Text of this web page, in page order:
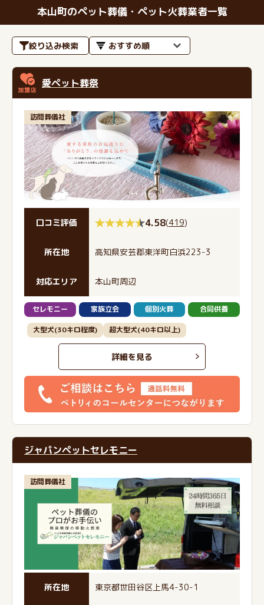
本山町のペット葬儀・ペット火葬業者一覧
絞り込み検索
愛ペット葬祭
訪問葬儀社
口コミ評価 4.58(419)
所在地 高知県安芸郡東洋町白浜223-3
対応エリア 本山町周辺
セレモニー 家族立会 個別火葬 合同供養
大型犬(30キロ程度) 超大型犬(40キロ以上)
詳細を見る
ジャパンペットセレモニー
訪問葬儀社
所在地 東京都世田谷区上馬4-30-1